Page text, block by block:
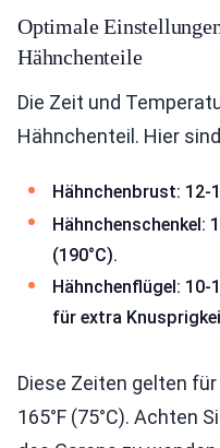
Optimale
Hähnchenteile
Die Zeit und
Hähnchenteil. Hier
Hähnchenbrust: 12-
Hähnchenschenkel:
(190°C).
Hähnchenflügel: 10-
für extra
Diese Zeiten gelten
165°F (75°C). Achten